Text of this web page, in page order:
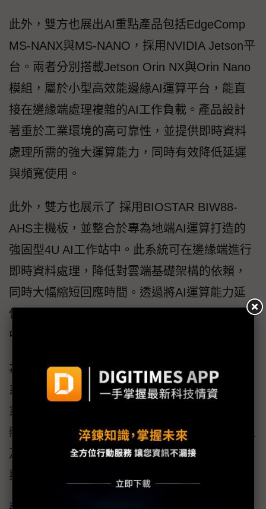
此外，雙方也展出AI重點產品包括EdgeComp
MS-NANX與MS-NANO，採用NVIDIA Jetson平
台。兩者分別搭載Jetson Orin NX與Orin Nano
模組，屬於小型高效能邊緣AI運算平台，能直
接在邊緣端處理複雜的AI工作負載。產品設計
著重於工業環境的高可靠性，並提供即時資料
處理所需的強大運算能力，同時有效降低延遲
與頻寬使用。
此外，雙方也展示了 採用BIOSTAR BIW88-
AHS主機板，並整合於專為地端AI運算打造的
強固型4U AI工作站中。此系統可在邊緣端進行
即時資料處理，降低對雲端基礎架構的依賴，
同時大幅縮短回應時間。透過將AI運算能力延
伸至資料來源端，進一步支援工業與商業場域
中對即時分析與高效決策的需求。
為了展示這些功能，此款AI工作站呈現了由該
系統所驅動的進階知識管理（KM）與智慧客服
系統。這套在地AI應用能有效簡化企業中的複
雜流程，包括ISO文件管理、快速資訊查詢，以
及內部稽核支援，並可在邊緣端實現高安全性
與自動化運作。